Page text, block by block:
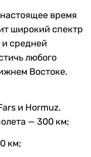
время
широкий спектр
и средней
любого
Востоке.
и Hormuz.
— 300 км;
км;